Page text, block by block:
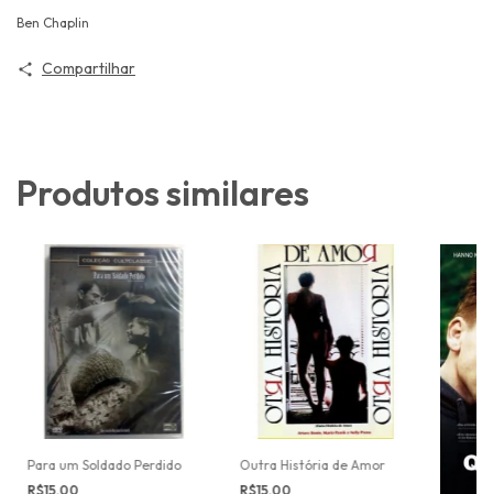
Ben Chaplin
Compartilhar
Produtos similares
Para um Soldado Perdido
R$15,00
Outra História de Amor
R$15,00